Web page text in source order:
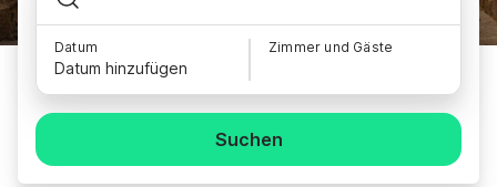
Datum
Datum hinzufügen
Zimmer und Gäste
Suchen